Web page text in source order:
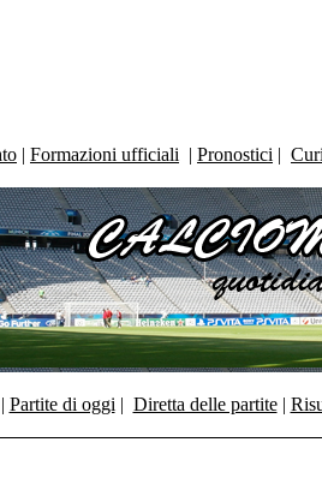
| Formazioni ufficiali | Pronostici |
| Partite di oggi | Diretta delle partite|